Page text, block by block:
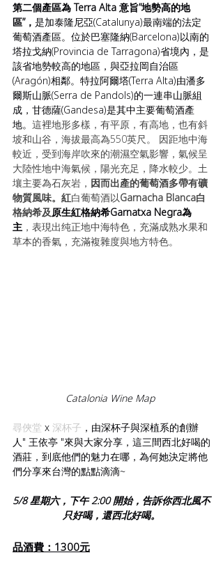
第二個產區為 Terra Alta 意旨”地勢高的地
區”， 是加泰隆尼亞(Catalunya)最南端的法定
葡萄酒產區。位於巴塞隆納(Barcelona)以南的
塔拉戈納(Provincia de Tarragona)省境內，是
該省地勢較高的地區，與亞拉岡自治區
(Aragón)相鄰。特拉阿爾塔(Terra Alta)由潘多
爾斯山脈(Serra de Pandols)的一連串山脈組
成，甘德薩(Gandesa)是其中主要葡萄酒產
地。 這裡地形多樣，有平原，有高地，也有斜
坡和山谷，海拔最高為550英尺。 因距地中海
較近，受到海岸吹來的潮濕空氣影響，氣候呈
大陸性地中海氣候，陽光充足，降水較少。土
壤主要為石灰岩， 因而出產的葡萄酒多帶有礦
物質風味。紅白葡萄酒以Garnacha Blanca白
格納希及原生紅格納希Garnatxa Negra為
主 ，表現出纯正地中海特色，充滿成熟水果和
草本的香氣，充滿複雜度與地方特色。
Catalonia Wine Map
尋俠堂 x 深杯子 ，由深杯子與深植系的創辦
人" 王依亭 "來與大家分享，這三間西北好喝的
酒莊，到底他們的魅力在哪，為何她決定將他
們分享來台灣的點點滴滴~
5/8 星期六，下午 2:00 開始，告訴你西北風不
只好喝，還西北好喝。
品酒費：1300元